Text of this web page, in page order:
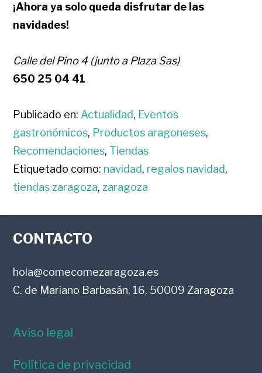
¡Ahora ya solo queda disfrutar de las
navidades!
Calle del Pino 4 (junto a Plaza Sas)
650 25 04 41
Publicado en: Actualidad, Eventos
gastronómicos, Productos aragoneses,
Recomendaciones, Tiendas
Etiquetado como: navidad, regalos navidad,
tiendas zaragoza,zaragoza
FOOTER
CONTACTO
hola@comecomezaragoza.es
C. de Mariano Barbasán, 16, 50009 Zaragoza
Aviso legal
Política de privacidad